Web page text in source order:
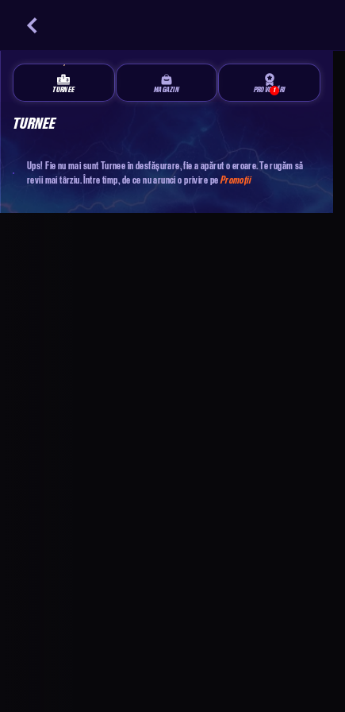
TURNEE MAGAZIN 1
PROVOCĂRI
TURNEE
Ups! Fie nu mai sunt Turnee în desfășurare, fie a apărut o eroare. Te rugăm să
revii mai târziu. Între timp, de ce nu arunci o privire pePromoții